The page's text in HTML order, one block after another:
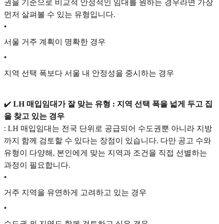
권을 기준으로 비교적 안정적인 임대를 원하는 경우라면 가장
먼저 살펴볼 수 있는 유형입니다.
•
서울 거주 계획이 명확한 경우
•
지역 선택 폭보다 서울 내 안정성을 중시하는 경우
✔️ LH 매입임대가 잘 맞는 유형 : 지역 선택 폭을 넓게 두고 집
을 찾고 있는 경우
: LH 매입임대는 전국 단위로 공급되어 수도권뿐 아니라 지방
까지 함께 검토할 수 있다는 장점이 있습니다. 다만 공고 수와
유형이 다양해, 본인에게 맞는 지역과 조건을 직접 선별하는
과정이 필요합니다.
•
거주 지역을 유연하게 고려하고 있는 경우
•